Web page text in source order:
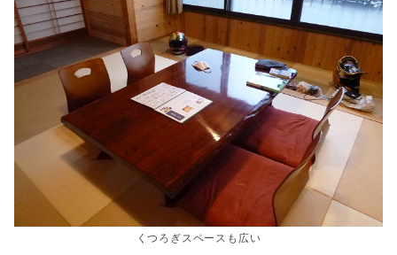
くつろぎスペースも広い